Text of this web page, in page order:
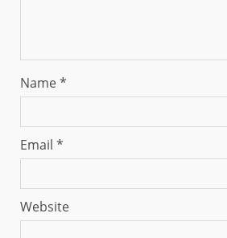
Name*
Email *
Website